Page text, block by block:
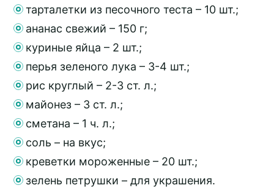
тарталетки из песочного теста – 10 шт.;
ананас свежий – 150 г;
куриные яйца – 2 шт.;
перья зеленого лука – 3-4 шт.;
рис круглый – 2-3 ст. л.;
майонез – 3 ст. л.;
сметана – 1 ч. л.;
соль – на вкус;
креветки мороженные – 20 шт.;
зелень петрушки – для украшения.